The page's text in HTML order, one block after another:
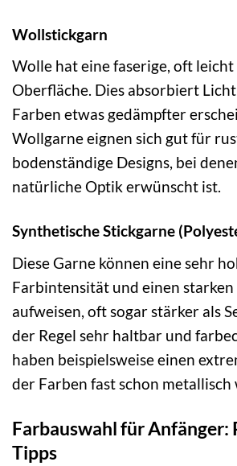
Wollstickgarn
Wolle hat eine faserige, oft
Oberfläche. Dies absorbiert
Farben etwas gedämpfter
Wollgarne eignen sich gut für
bodenständige Designs, bei
natürliche Optik erwünscht ist.
Synthetische Stickgarne
Diese Garne können eine sehr
Farbintensität und einen starken
aufweisen, oft sogar stärker als
der Regel sehr haltbar und
haben beispielsweise einen
der Farben fast schon metallisch
Farbauswahl für Anfänger:
Tipps